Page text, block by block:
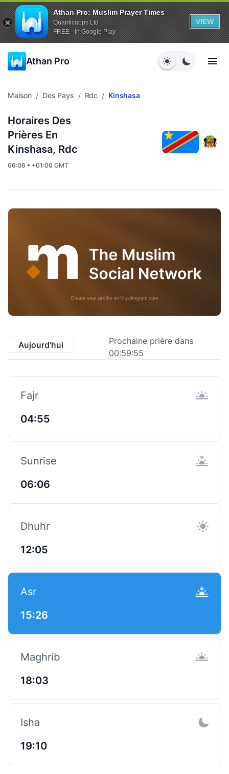
Athan Pro: Muslim Prayer Times
Quanticapps Ltd
FREE - In Google Play
VIEW
Athan Pro
Maison / Des Pays / Rdc / Kinshasa
Horaires Des
Prières En
Kinshasa, Rdc
06:06 • +01:00 GMT
Aujourd'hui
Prochaine prière dans
00:59:55
Fajr
04:55
Sunrise
06:06
Dhuhr
12:05
Asr
15:26
Maghrib
18:03
Isha
19:10